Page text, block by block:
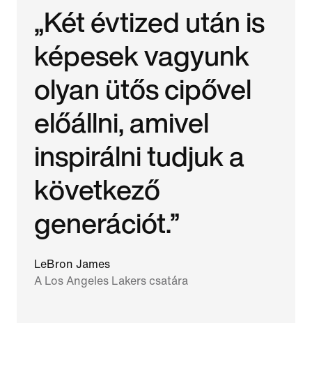
„Két évtized után is
képesek vagyunk
olyan ütős cipővel
előállni, amivel
inspirálni tudjuk a
következő
generációt.”
LeBron James
A Los Angeles Lakers csatára